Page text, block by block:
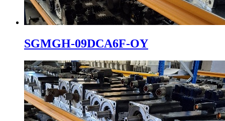
SGMGH-09DCA6F-OY